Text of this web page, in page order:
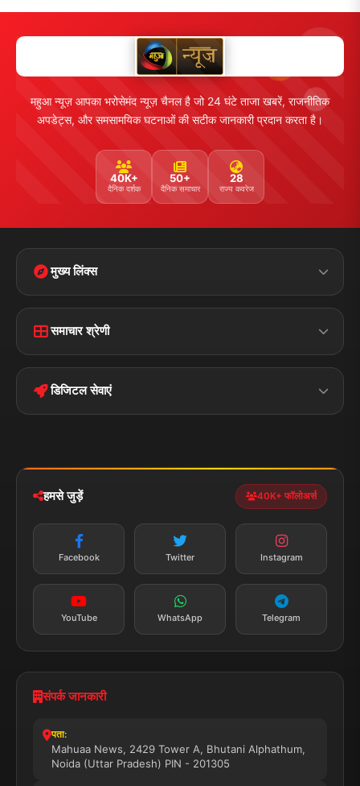
महुआ न्यूज़ आपका भरोसेमंद न्यूज़ चैनल है जो 24 घंटे ताजा खबरें, राजनीतिक
अपडेट्स, और समसामयिक घटनाओं की सटीक जानकारी प्रदान करता है।
40K+
दैनिक दर्शक
50+
दैनिक समाचार
28
राज्य कवरेज
मुख्य लिंक्स
Terms &
Privacy Policy
समाचार श्रेणी
पॉलिटिकल झारखण्ड
डिजिटल सेवाएं
न्यूज़ अलर्ट
तत्काल अपडेट
सब्सक्राइब करें
हमसे जुड़ें 40K+ फॉलोअर्स
Facebook Twitter Instagram
YouTube WhatsApp Telegram
संपर्क जानकारी
पता:
Mahuaa News, 2429 Tower A, Bhutani Alphathum,
Noida (Uttar Pradesh) PIN - 201305